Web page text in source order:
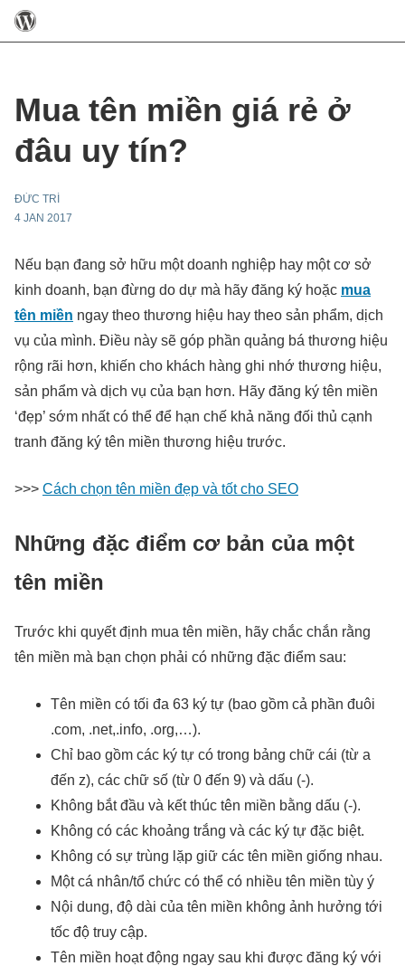
Mua tên miền giá rẻ ở
đâu uy tín?
ĐỨC TRÍ
4 JAN 2017
Nếu bạn đang sở hữu một doanh nghiệp hay một cơ sở
kinh doanh, bạn đừng do dự mà hãy đăng ký hoặc mua
tên miền ngay theo thương hiệu hay theo sản phẩm, dịch
vụ của mình. Điều này sẽ góp phần quảng bá thương hiệu
rộng rãi hơn, khiến cho khách hàng ghi nhớ thương hiệu,
sản phẩm và dịch vụ của bạn hơn. Hãy đăng ký tên miền
‘đẹp’ sớm nhất có thể để hạn chế khả năng đối thủ cạnh
tranh đăng ký tên miền thương hiệu trước.
>>> Cách chọn tên miền đẹp và tốt cho SEO
Những đặc điểm cơ bản của một
tên miền
Trước khi quyết định mua tên miền, hãy chắc chắn rằng
tên miền mà bạn chọn phải có những đặc điểm sau:
Tên miền có tối đa 63 ký tự (bao gồm cả phần đuôi
.com, .net,.info, .org,…).
Chỉ bao gồm các ký tự có trong bảng chữ cái (từ a
đến z), các chữ số (từ 0 đến 9) và dấu (-).
Không bắt đầu và kết thúc tên miền bằng dấu (-).
Không có các khoảng trắng và các ký tự đặc biệt.
Không có sự trùng lặp giữ các tên miền giống nhau.
Một cá nhân/tổ chức có thể có nhiều tên miền tùy ý
Nội dung, độ dài của tên miền không ảnh hưởng tới
tốc độ truy cập.
Tên miền hoạt động ngay sau khi được đăng ký với